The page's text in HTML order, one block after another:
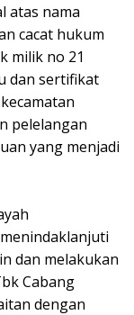
atas nama
cacat hukum
milik no 21
dan sertifikat
pelelangan
yang menjadi
dan melakukan
Cabang
dengan